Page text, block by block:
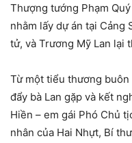
Thượng tướng Phạm
nhằm lấy dự án tại Cảng
tử, và Trương Mỹ Lan lại
Từ một tiểu thương
đẩy bà Lan gặp và kết
Hiền – em gái Phó Chủ
nhân của Hai Nhựt, Bí